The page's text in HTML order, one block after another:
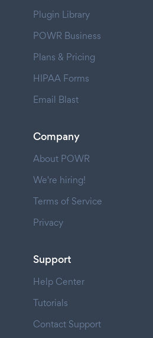
Plugin Library
POWR Business
Plans & Pricing
HIPAA Forms
Email Blast
Company
About POWR
We're hiring!
Terms of Service
Privacy
Support
Help Center
Tutorials
Contact Support